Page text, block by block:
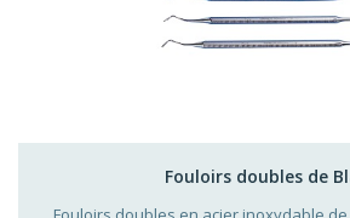
Fouloirs doubles de